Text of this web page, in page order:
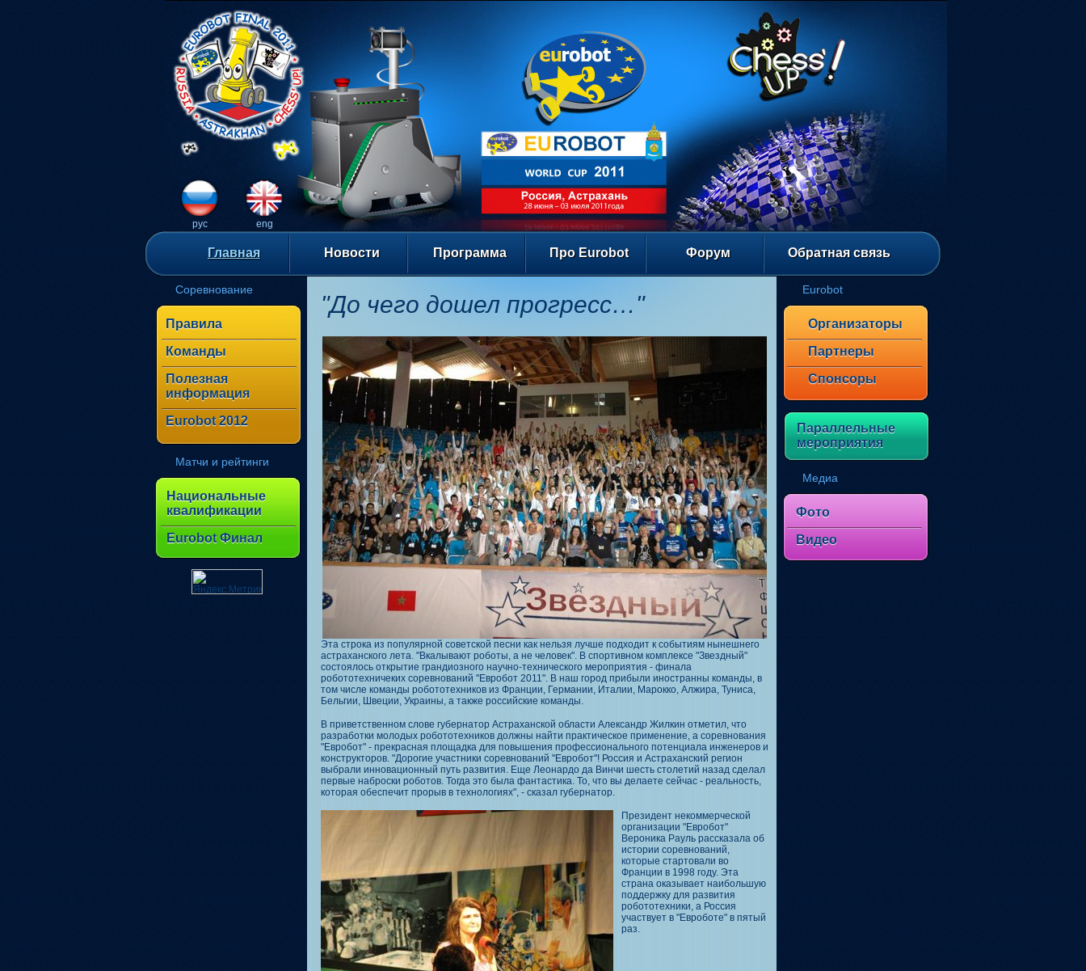
рус eng
Главная Новости Программа Про Eurobot Форум Обратная связь
"До чего дошел прогресс…"
Эта строка из популярной советской песни как нельзя лучше подходит к событиям нынешнего
астраханского лета. "Вкалывают роботы, а не человек". В спортивном комплексе "Звездный"
состоялось открытие грандиозного научно-технического мероприятия - финала
робототехничеких соревнований "Евробот 2011". В наш город прибыли иностранны команды, в
том числе команды робототехников из Франции, Германии, Италии, Марокко, Алжира, Туниса,
Бельгии, Швеции, Украины, а также российские команды.
В приветственном слове губернатор Астраханской области Александр Жилкин отметил, что
разработки молодых робототехников должны найти практическое применение, а соревнования
"Евробот" - прекрасная площадка для повышения профессионального потенциала инженеров и
конструкторов. "Дорогие участники соревнований "Евробот"! Россия и Астраханский регион
выбрали инновационный путь развития. Еще Леонардо да Винчи шесть столетий назад сделал
первые наброски роботов. Тогда это была фантастика. То, что вы делаете сейчас - реальность,
которая обеспечит прорыв в технологиях", - сказал губернатор.
Президент некоммерческой
организации "Евробот"
Вероника Рауль рассказала об
истории соревнований,
которые стартовали во
Франции в 1998 году. Эта
страна оказывает наибольшую
поддержку для развития
робототехники, а Россия
участвует в "Евроботе" в пятый
раз.
Соревнование
Правила
Команды
Полезная
информация
Eurobot 2012
Матчи и рейтинги
Национальные
квалификации
Eurobot Финал
Eurobot
Организаторы
Партнеры
Спонсоры
Параллельные
мероприятия
Медиа
Фото
Видео